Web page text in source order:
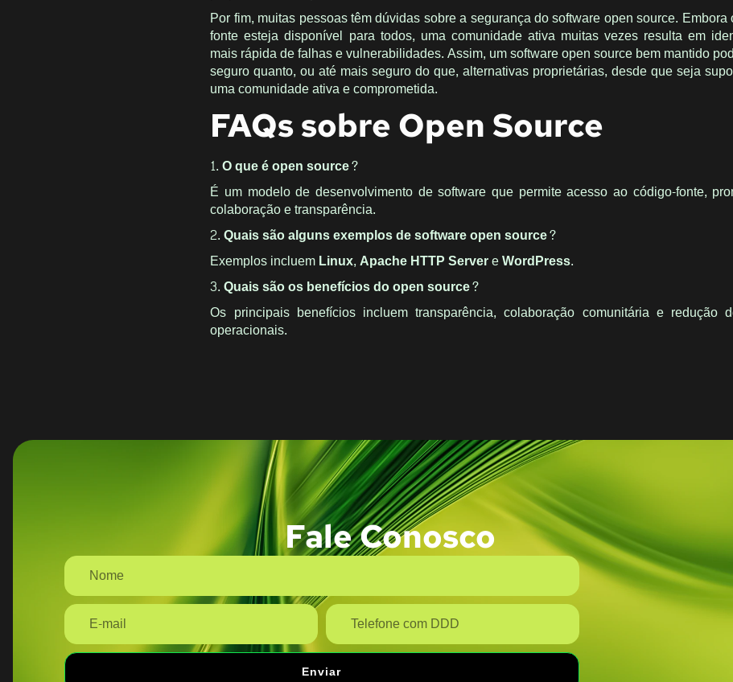
Por fim, muitas pessoas têm dúvidas sobre a segurança do software open source. Embora
fonte esteja disponível para todos, uma comunidade ativa muitas vezes resulta em
mais rápida de falhas e vulnerabilidades. Assim, um software open source bem mantido
seguro quanto, ou até mais seguro do que, alternativas proprietárias, desde que seja
uma comunidade ativa e comprometida.
FAQs sobre Open Source
1. O que é open source?
É um modelo de desenvolvimento de software que permite acesso ao código-fonte,
colaboração e transparência.
2. Quais são alguns exemplos de software open source?
Exemplos incluemLinux,Apache HTTP ServereWordPress.
3. Quais são os benefícios do open source?
Os principais benefícios incluem transparência, colaboração comunitária e redução
operacionais.
Fale Conosco
Enviar